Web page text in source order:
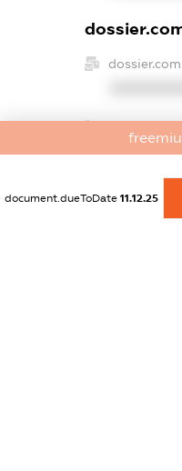
document.dueToDate 11.12.25